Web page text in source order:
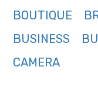
BOUTIQUE
BUSINESS
CAMERA